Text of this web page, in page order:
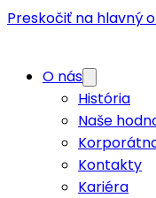
Preskočiť na hlavný
O nás
História
Naše
Kontakty
Kariéra